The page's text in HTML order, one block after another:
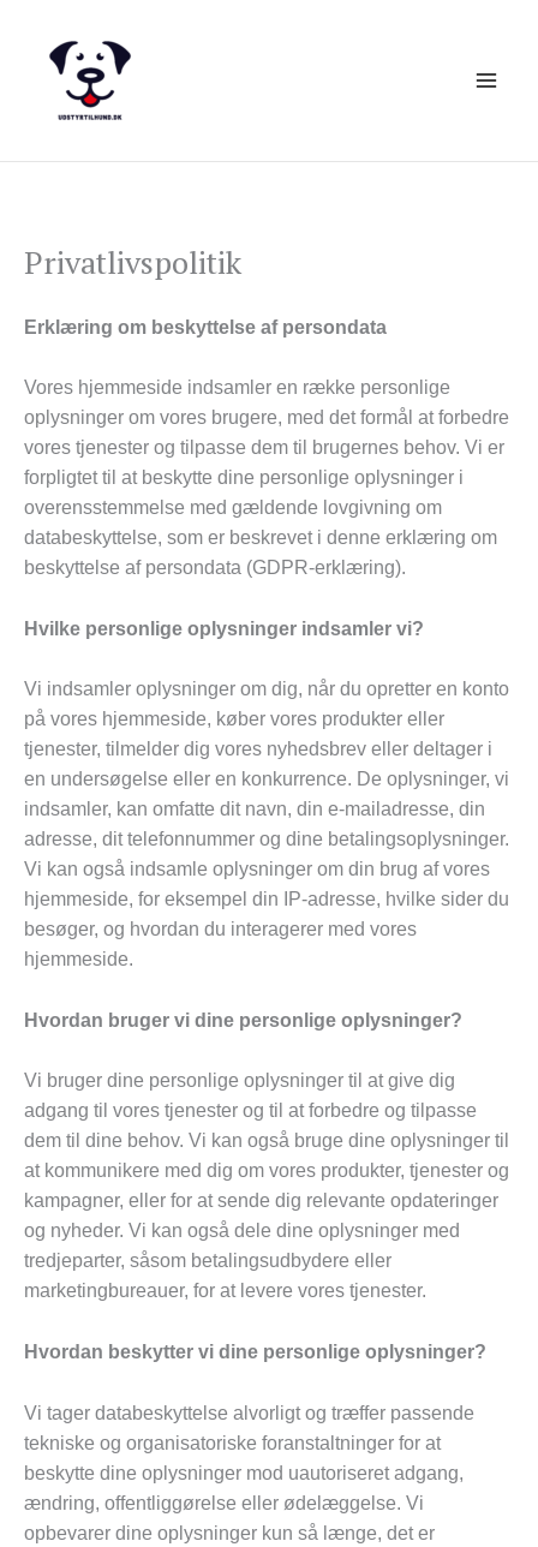
content
Privatlivspolitik
Erklæring om beskyttelse af persondata
Vores hjemmeside indsamler en række personlige
oplysninger om vores brugere, med det formål at forbedre
vores tjenester og tilpasse dem til brugernes behov. Vi er
forpligtet til at beskytte dine personlige oplysninger i
overensstemmelse med gældende lovgivning om
databeskyttelse, som er beskrevet i denne erklæring om
beskyttelse af persondata (GDPR-erklæring).
Hvilke personlige oplysninger indsamler vi?
Vi indsamler oplysninger om dig, når du opretter en konto
på vores hjemmeside, køber vores produkter eller
tjenester, tilmelder dig vores nyhedsbrev eller deltager i
en undersøgelse eller en konkurrence. De oplysninger, vi
indsamler, kan omfatte dit navn, din e-mailadresse, din
adresse, dit telefonnummer og dine betalingsoplysninger.
Vi kan også indsamle oplysninger om din brug af vores
hjemmeside, for eksempel din IP-adresse, hvilke sider du
besøger, og hvordan du interagerer med vores
hjemmeside.
Hvordan bruger vi dine personlige oplysninger?
Vi bruger dine personlige oplysninger til at give dig
adgang til vores tjenester og til at forbedre og tilpasse
dem til dine behov. Vi kan også bruge dine oplysninger til
at kommunikere med dig om vores produkter, tjenester og
kampagner, eller for at sende dig relevante opdateringer
og nyheder. Vi kan også dele dine oplysninger med
tredjeparter, såsom betalingsudbydere eller
marketingbureauer, for at levere vores tjenester.
Hvordan beskytter vi dine personlige oplysninger?
Vi tager databeskyttelse alvorligt og træffer passende
tekniske og organisatoriske foranstaltninger for at
beskytte dine oplysninger mod uautoriseret adgang,
ændring, offentliggørelse eller ødelæggelse. Vi
opbevarer dine oplysninger kun så længe, det er